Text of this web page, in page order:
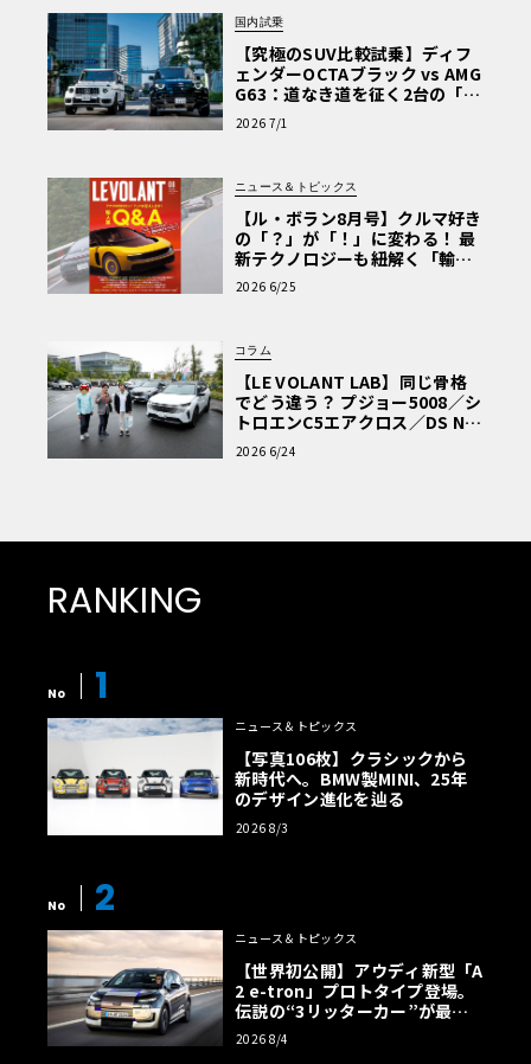
国内試乗
【究極のSUV比較試乗】ディフ
ェンダーOCTAブラック vs AMG
G63：道なき道を征く2台の「対
極的アプローチ」
2026 7/1
ニュース＆トピックス
【ル・ボラン8月号】クルマ好き
の「？」が「！」に変わる！ 最
新テクノロジーも紐解く「輸入
車Q&A」
2026 6/25
コラム
【LE VOLANT LAB】同じ骨格
でどう違う？ プジョー5008／シ
トロエンC5エアクロス／DS Nº4
読者一気乗りレポート
2026 6/24
RANKING
No 1
ニュース＆トピックス
【写真106枚】クラシックから
新時代へ。BMW製MINI、25年
のデザイン進化を辿る
2026 8/3
No 2
ニュース＆トピックス
【世界初公開】アウディ新型「A
2 e-tron」プロトタイプ登場。
伝説の“3リッターカー”が最高
効率エントリーBEVとして復活
【画像38枚】
2026 8/4